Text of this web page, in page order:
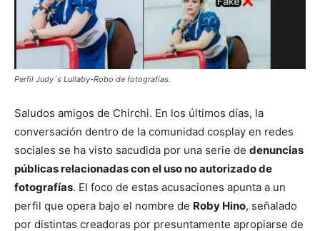
Perfil Judy´s Lullaby-Robo de fotografías.
Saludos amigos de Chirchi. En los últimos días, la
conversación dentro de la comunidad cosplay en redes
sociales se ha visto sacudida por una serie de denuncias
públicas relacionadas con el uso no autorizado de
fotografías. El foco de estas acusaciones apunta a un
perfil que opera bajo el nombre de Roby Hino, señalado
por distintas creadoras por presuntamente apropiarse de